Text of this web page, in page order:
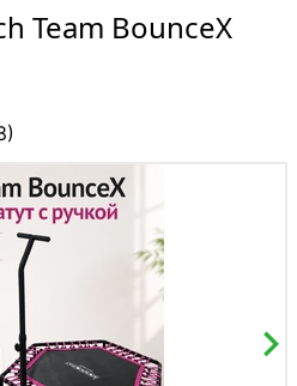
Team BounceX